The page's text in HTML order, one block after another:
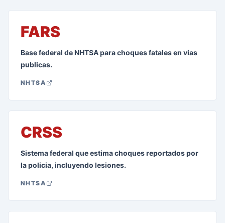
FARS
Base federal de NHTSA para choques fatales en vias
publicas.
NHTSA
CRSS
Sistema federal que estima choques reportados por
la policia, incluyendo lesiones.
NHTSA